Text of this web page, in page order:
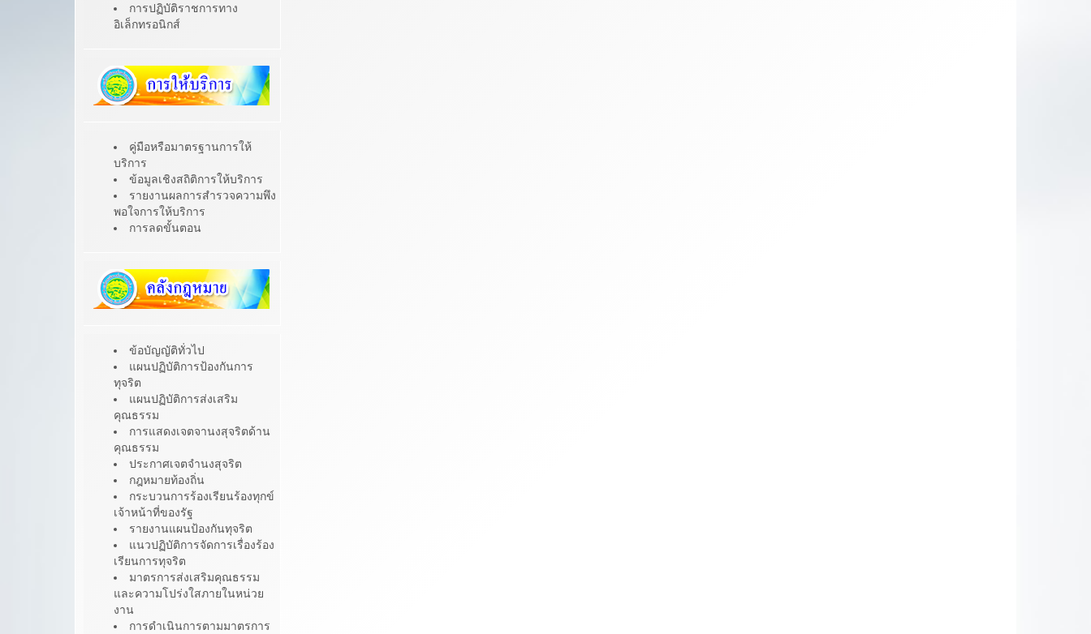
การปฏิบัติราชการทาง
อิเล็กทรอนิกส์
คู่มือหรือมาตรฐานการให้
บริการ
ข้อมูลเชิงสถิติการให้บริการ
รายงานผลการสำรวจความพึง
พอใจการให้บริการ
การลดขั้นตอน
ข้อบัญญัติทั่วไป
แผนปฏิบัติการป้องกันการ
ทุจริต
แผนปฏิบัติการส่งเสริม
คุณธรรม
การแสดงเจตจานงสุจริตด้าน
คุณธรรม
ประกาศเจตจำนงสุจริต
กฎหมายท้องถิ่น
กระบวนการร้องเรียนร้องทุกข์
เจ้าหน้าที่ของรัฐ
รายงานแผนป้องกันทุจริต
แนวปฏิบัติการจัดการเรื่องร้อง
เรียนการทุจริต
มาตรการส่งเสริมคุณธรรม
และความโปร่งใสภายในหน่วย
งาน
การดำเนินการตามมาตรการ